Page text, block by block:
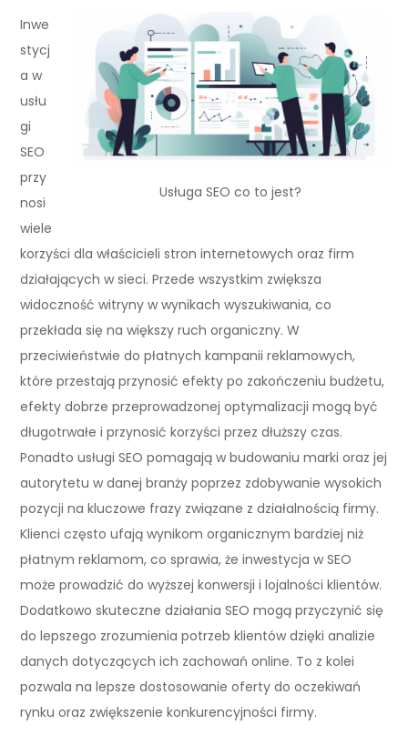
Usługa SEO co to jest?
Inwe
stycj
a w
usłu
gi
SEO
przy
nosi
wiele
korzyści dla właścicieli stron internetowych oraz firm
działających w sieci. Przede wszystkim zwiększa
widoczność witryny w wynikach wyszukiwania, co
przekłada się na większy ruch organiczny. W
przeciwieństwie do płatnych kampanii reklamowych,
które przestają przynosić efekty po zakończeniu budżetu,
efekty dobrze przeprowadzonej optymalizacji mogą być
długotrwałe i przynosić korzyści przez dłuższy czas.
Ponadto usługi SEO pomagają w budowaniu marki oraz jej
autorytetu w danej branży poprzez zdobywanie wysokich
pozycji na kluczowe frazy związane z działalnością firmy.
Klienci często ufają wynikom organicznym bardziej niż
płatnym reklamom, co sprawia, że inwestycja w SEO
może prowadzić do wyższej konwersji i lojalności klientów.
Dodatkowo skuteczne działania SEO mogą przyczynić się
do lepszego zrozumienia potrzeb klientów dzięki analizie
danych dotyczących ich zachowań online. To z kolei
pozwala na lepsze dostosowanie oferty do oczekiwań
rynku oraz zwiększenie konkurencyjności firmy.